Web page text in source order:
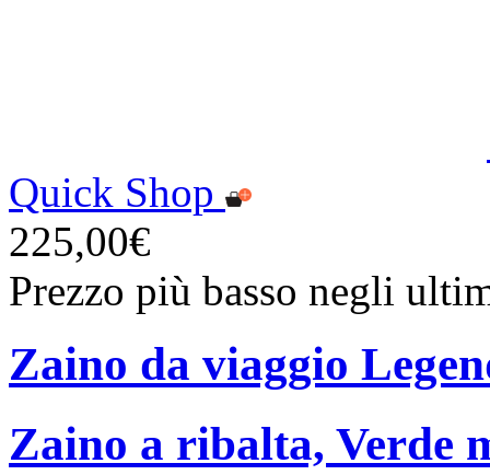
Quick Shop
225,00€
Prezzo più basso negli
Zaino da viaggio
Zaino a ribalta, Verde